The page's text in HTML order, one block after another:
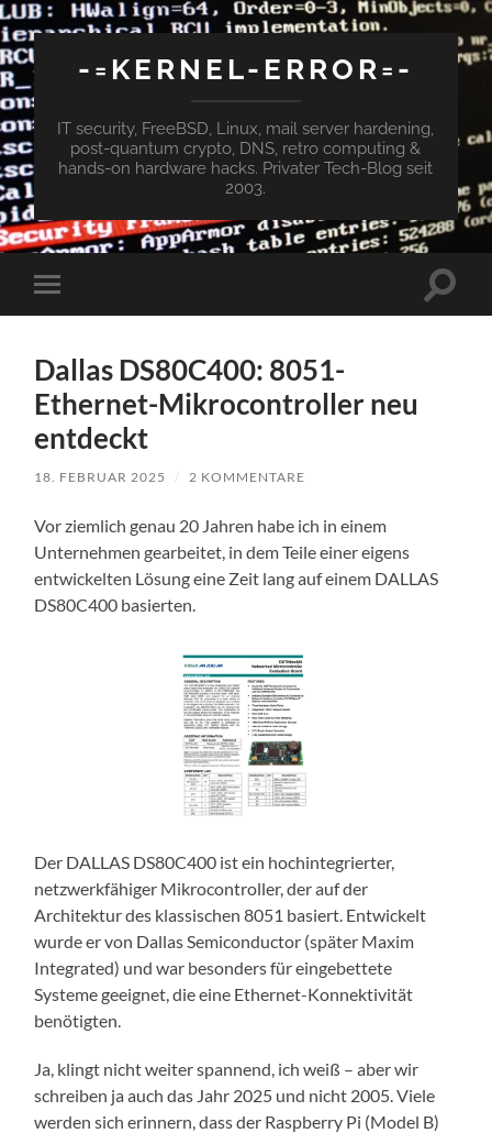
-=KERNEL-ERROR=-
IT security, FreeBSD, Linux, mail server hardening,
post-quantum crypto, DNS, retro computing &
hands-on hardware hacks. Privater Tech-Blog seit
2003.
Mobile-
Menü
Dallas DS80C400: 8051-
Ethernet-Mikrocontroller neu
entdeckt
18. FEBRUAR 2025 / 2 KOMMENTARE
Vor ziemlich genau 20 Jahren habe ich in einem
Unternehmen gearbeitet, in dem Teile einer eigens
entwickelten Lösung eine Zeit lang auf einem DALLAS
DS80C400 basierten.
Der DALLAS DS80C400 ist ein hochintegrierter,
netzwerkfähiger Mikrocontroller, der auf der
Architektur des klassischen 8051 basiert. Entwickelt
wurde er von Dallas Semiconductor (später Maxim
Integrated) und war besonders für eingebettete
Systeme geeignet, die eine Ethernet-Konnektivität
benötigten.
Ja, klingt nicht weiter spannend, ich weiß – aber wir
schreiben ja auch das Jahr 2025 und nicht 2005. Viele
werden sich erinnern, dass der Raspberry Pi (Model B)